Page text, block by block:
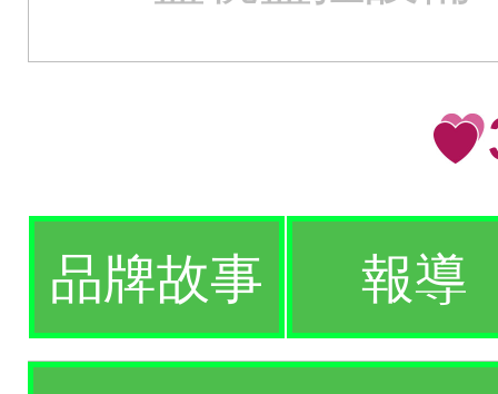
品牌故事 報導